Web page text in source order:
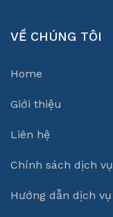
VỀ CHÚNG TÔI
Home
Giới thiệu
Liên hệ
Chính sách dịch vụ
Hướng dẫn dịch vụ